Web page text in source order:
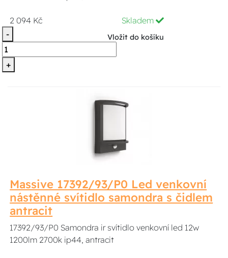
2 094 Kč
Skladem
-
+
Vložit do košíku
Massive 17392/93/P0 Led venkovní
nástěnné svítidlo samondra s čidlem
antracit
17392/93/P0 Samondra ir svítidlo venkovní led 12w
1200lm 2700k ip44, antracit